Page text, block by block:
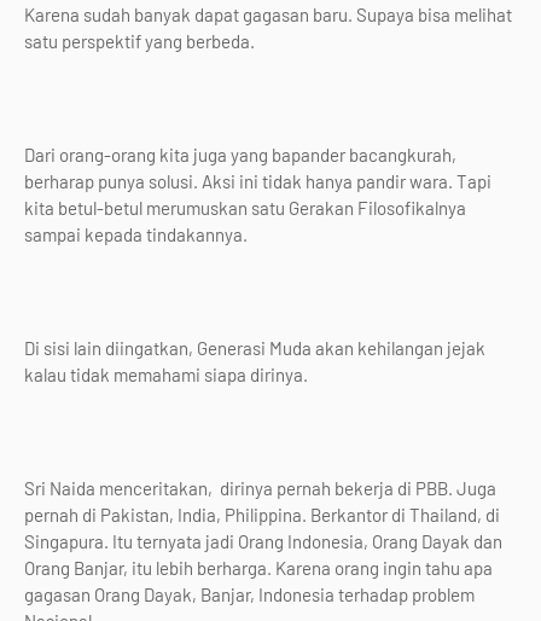
Karena sudah banyak dapat gagasan baru. Supaya bisa melihat
satu perspektif yang berbeda.
Dari orang-orang kita juga yang bapander bacangkurah,
berharap punya solusi. Aksi ini tidak hanya pandir wara. Tapi
kita betul-betul merumuskan satu Gerakan Filosofikalnya
sampai kepada tindakannya.
Di sisi lain diingatkan, Generasi Muda akan kehilangan jejak
kalau tidak memahami siapa dirinya.
Sri Naida menceritakan, dirinya pernah bekerja di PBB. Juga
pernah di Pakistan, India, Philippina. Berkantor di Thailand, di
Singapura. Itu ternyata jadi Orang Indonesia, Orang Dayak dan
Orang Banjar, itu lebih berharga. Karena orang ingin tahu apa
gagasan Orang Dayak, Banjar, Indonesia terhadap problem